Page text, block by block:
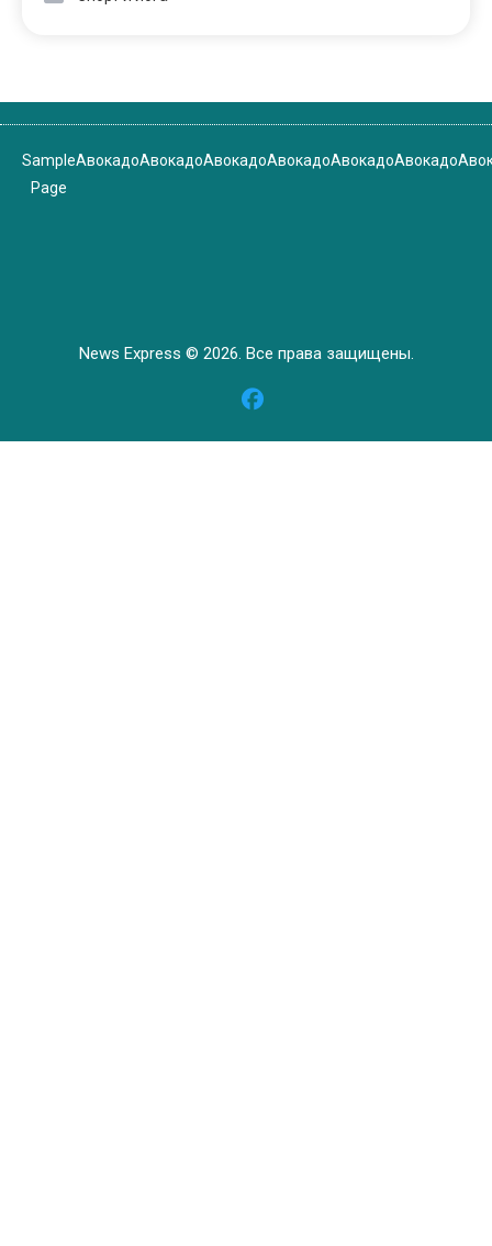
Sample
Page
АвокадоАвокадоАвокадоАвокадоАвокадоАвокадо
News Express © 2026. Все права защищены.